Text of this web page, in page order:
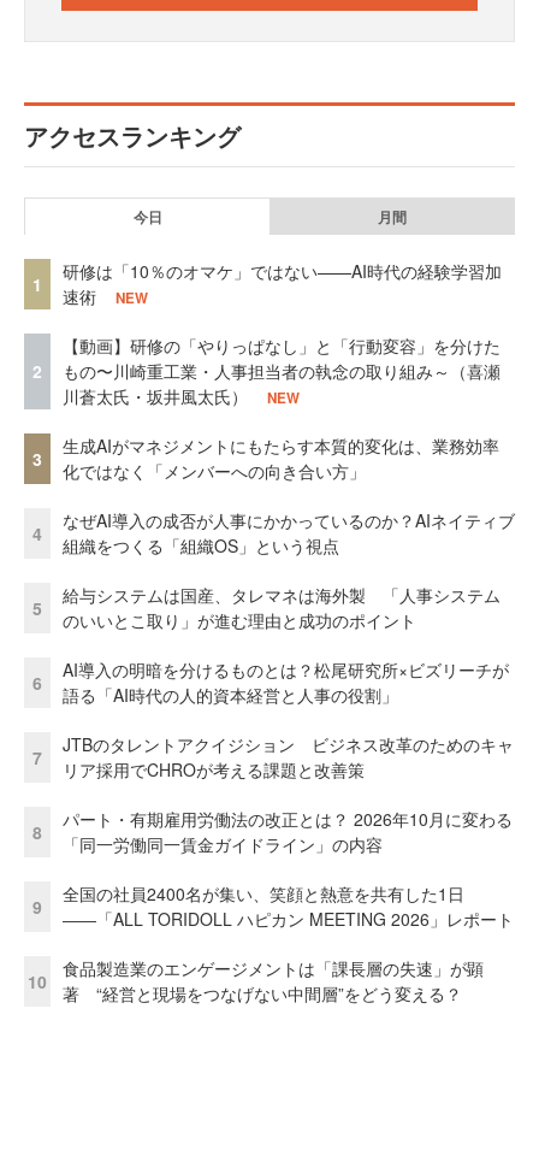
アクセスランキング
今日 月間
1
研修は「10％のオマケ」ではない——AI時代の経験学習加
速術
NEW
2
【動画】研修の「やりっぱなし」と「行動変容」を分けた
もの〜川崎重工業・人事担当者の執念の取り組み～（喜瀬
川蒼太氏・坂井風太氏）
NEW
3
生成AIがマネジメントにもたらす本質的変化は、業務効率
化ではなく「メンバーへの向き合い方」
4
なぜAI導入の成否が人事にかかっているのか？AIネイティブ
組織をつくる「組織OS」という視点
5
給与システムは国産、タレマネは海外製 「人事システム
のいいとこ取り」が進む理由と成功のポイント
6
AI導入の明暗を分けるものとは？松尾研究所×ビズリーチが
語る「AI時代の人的資本経営と人事の役割」
7
JTBのタレントアクイジション ビジネス改革のためのキャ
リア採用でCHROが考える課題と改善策
8
パート・有期雇用労働法の改正とは？ 2026年10月に変わる
「同一労働同一賃金ガイドライン」の内容
9
全国の社員2400名が集い、笑顔と熱意を共有した1日
――「ALL TORIDOLL ハピカン MEETING 2026」レポート
10
食品製造業のエンゲージメントは「課長層の失速」が顕
著 “経営と現場をつなげない中間層”をどう変える？